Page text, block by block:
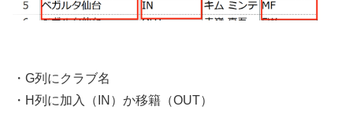
・G列にクラブ名
・H列に加入（IN）か移籍（OUT）